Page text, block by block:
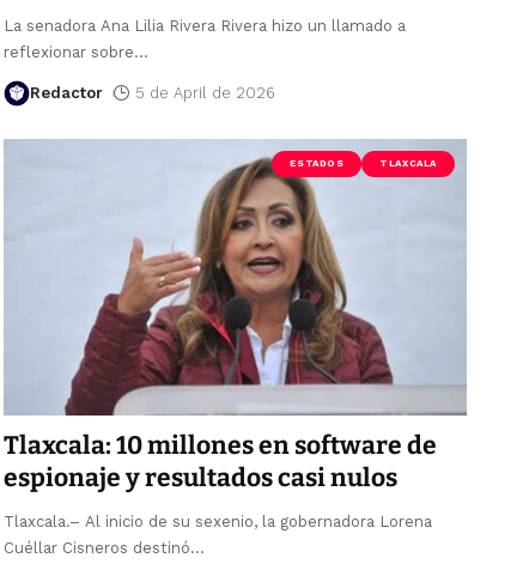
La senadora Ana Lilia Rivera Rivera hizo un llamado a
reflexionar sobre…
Redactor 5 de April de 2026
ESTADOS TLAXCALA
Tlaxcala: 10 millones en software de
espionaje y resultados casi nulos
Tlaxcala.– Al inicio de su sexenio, la gobernadora Lorena
Cuéllar Cisneros destinó…